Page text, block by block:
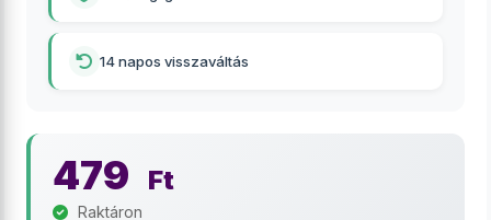
14 napos visszaváltás
479 Ft
Raktáron